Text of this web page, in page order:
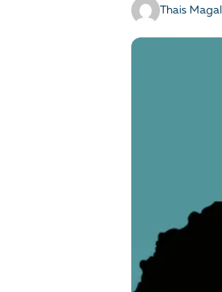
Manual geral de conduta
Thais